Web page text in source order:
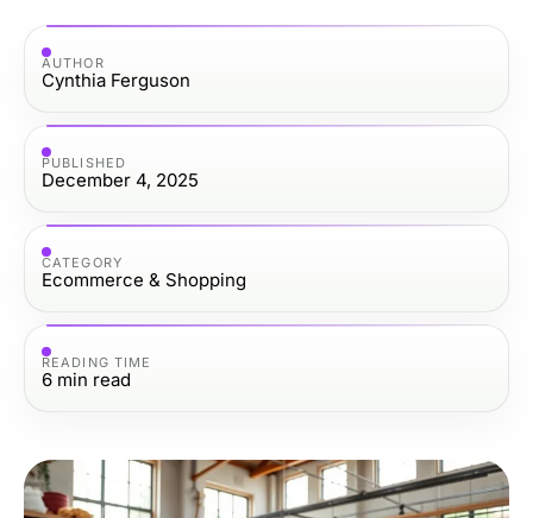
AUTHOR
Cynthia Ferguson
PUBLISHED
December 4, 2025
CATEGORY
Ecommerce & Shopping
READING TIME
6 min read